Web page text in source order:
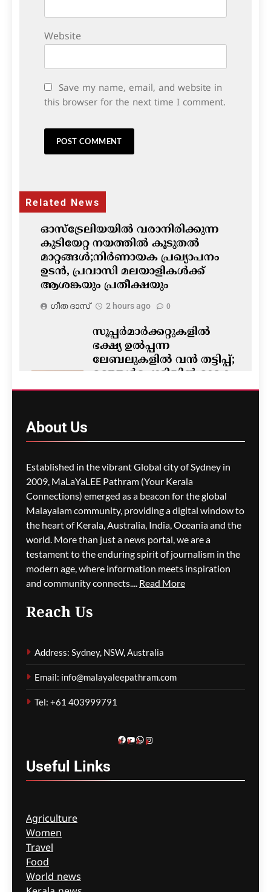
Website
Save my name, email, and website in
this browser for the next time I comment.
Related News
ഓസ്‌ട്രേലിയയിൽ വരാനിരിക്കുന്ന
കുടിയേറ്റ നയത്തിൽ കൂടുതൽ
മാറ്റങ്ങൾ;നിർണായക പ്രഖ്യാപനം
ഉടൻ, പ്രവാസി മലയാളികൾക്ക്
ആശങ്കയും പ്രതീക്ഷയും
ഗീത ദാസ്‌ 2 hours ago 0
സൂപ്പർമാർക്കറ്റുകളിൽ
ഭക്ഷ്യ ഉൽപ്പന്ന
ലേബലുകളിൽ വൻ തട്ടിപ്പ്;
മഞ്ഞൾപ്പൊടിയിൽ മാരക
വിഷാംശമെന്ന്
M5 മോട്ടോർവേയിൽ
മാലിന്യ ട്രക്കിന് തീപിടിച്ചു;
കിലോമീറ്ററുകളോളം
ഗതാഗതക്കുരുക്ക്, മലയാളി
യാത്രികരെയും ബാധിച്ചു
ഗീത ദാസ്‌ 2 hours ago
നടപടിക്രമങ്ങൾ
About Us
Established in the vibrant Global city of Sydney in
2009, MaLaYaLEE Pathram (Your Kerala
Connections) emerged as a beacon for the global
Malayalam community, providing a digital window to
the heart of Kerala, Australia, India, Oceania and the
world. More than just a news portal, we are a
testament to the enduring spirit of journalism in the
modern age, where information meets inspiration
and community connects.... Read More
Reach Us
Address: Sydney, NSW, Australia
Email: info@malayaleepathram.com
Tel: +61 403999791
Facebook
YouTube
WhatsApp
Instagram
Useful Links
Agriculture
Women
Travel
Food
World news